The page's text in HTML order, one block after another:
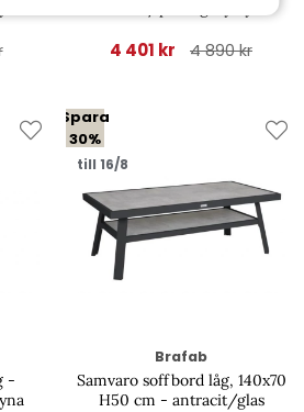
4 401 kr 4 890 kr
-
Spara
30%
till 16/8
Brafab
Samvaro soffbord låg, 140x70
H50 cm - antracit/glas